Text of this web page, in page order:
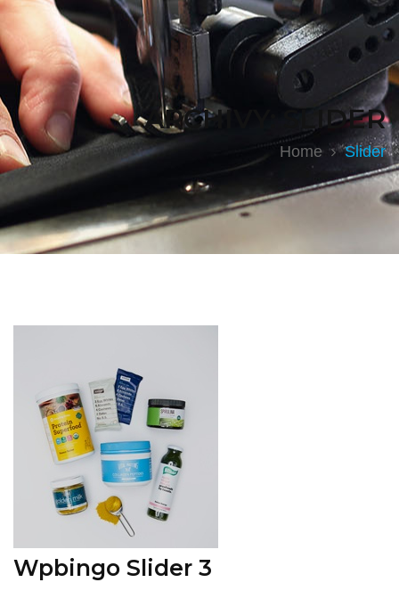
ARCHIVY: SLIDER
Home Slider
Wpbingo Slider 3